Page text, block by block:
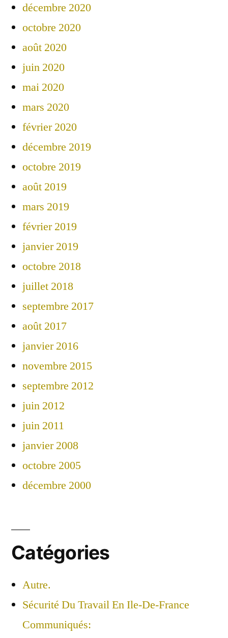
décembre 2020
octobre 2020
août 2020
juin 2020
mai 2020
mars 2020
février 2020
décembre 2019
octobre 2019
août 2019
mars 2019
février 2019
janvier 2019
octobre 2018
juillet 2018
septembre 2017
août 2017
janvier 2016
novembre 2015
septembre 2012
juin 2012
juin 2011
janvier 2008
octobre 2005
décembre 2000
Catégories
Autre.
Sécurité Du Travail En Ile-De-France
Communiqués: